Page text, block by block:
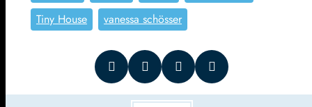
Tiny House
vanessa schösser